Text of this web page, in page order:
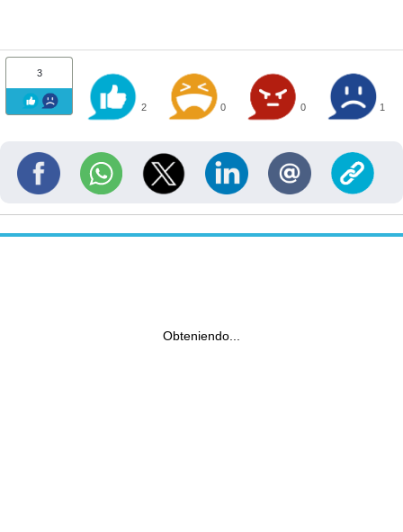
3
2 0 0 1
Obteniendo...